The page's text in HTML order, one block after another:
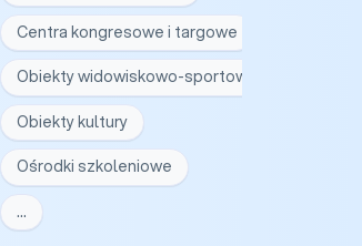
Centra kongresowe i targowe
Obiekty widowiskowo-sportowe
Obiekty kultury
Ośrodki szkoleniowe
…